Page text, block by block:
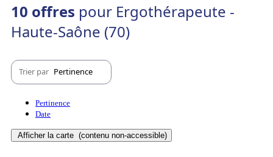
10 offres pour Ergothérapeute -
Haute-Saône (70)
Trier par Pertinence
Pertinence
Date
Afficher la carte (contenu non-accessible)